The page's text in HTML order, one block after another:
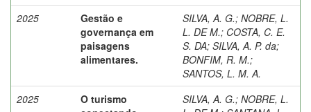
2025
Gestão e
governança em
paisagens
alimentares.
SILVA, A. G.; NOBRE, L.
L. DE M.; COSTA, C. E.
S. DA; SILVA, A. P. da;
BONFIM, R. M.;
SANTOS, L. M. A.
2025
O turismo
SILVA, A. G.; NOBRE, L.